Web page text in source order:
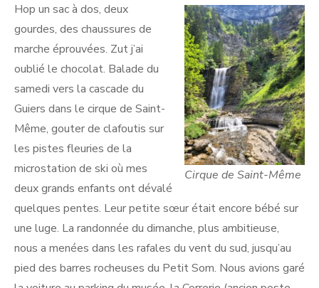
Cirque de Saint-Même
Hop un sac à dos, deux
gourdes, des chaussures de
marche éprouvées. Zut j’ai
oublié le chocolat. Balade du
samedi vers la cascade du
Guiers dans le cirque de Saint-
Même, gouter de clafoutis sur
les pistes fleuries de la
microstation de ski où mes
deux grands enfants ont dévalé
quelques pentes. Leur petite sœur était encore bébé sur
une luge. La randonnée du dimanche, plus ambitieuse,
nous a menées dans les rafales du vent du sud, jusqu’au
pied des barres rocheuses du Petit Som. Nous avions garé